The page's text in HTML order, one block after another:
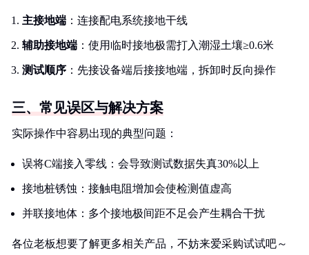
主接地端 ：连接配电系统接地干线
辅助接地端 ：使用临时接地极需打入潮湿土壤≥0.6米
测试顺序 ：先接设备端后接接地端，拆卸时反向操作
三、常见误区与解决方案
实际操作中容易出现的典型问题：
误将C端接入零线：会导致测试数据失真30%以上
接地桩锈蚀：接触电阻增加会使检测值虚高
并联接地体：多个接地极间距不足会产生耦合干扰
各位老板想要了解更多相关产品，不妨来爱采购试试吧～